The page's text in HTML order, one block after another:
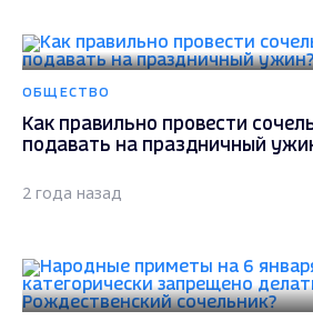
ОБЩЕСТВО
Как правильно провести
подавать на праздничный
2 года назад